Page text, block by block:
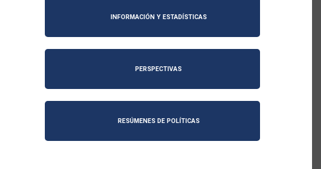
INFORMACIÓN Y ESTADÍSTICAS
PERSPECTIVAS
RESÚMENES DE POLÍTICAS